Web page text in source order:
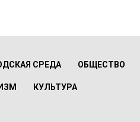
СРЕДА ОБЩЕСТВО
КУЛЬТУРА